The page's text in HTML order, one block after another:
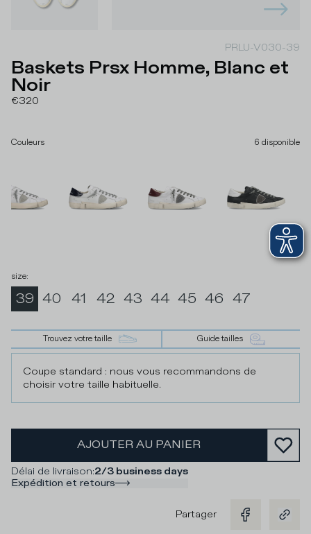
PRLU-V030-39
Baskets Prsx Homme, Blanc et
Noir
€320
Couleurs 6 disponible
size:
39 40 41 42 43 44 45 46 47
Trouvez votre taille Guide tailles
Coupe standard : nous vous recommandons de
choisir votre taille habituelle.
AJOUTER AU PANIER
Délai de livraison:2/3 business days
Expédition et retours
Partager